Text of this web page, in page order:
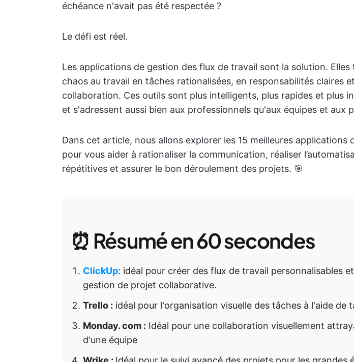
échéance n'avait pas été respectée ?
Le défi est réel.
Les applications de gestion des flux de travail sont la solution.
chaos au travail en tâches rationalisées, en responsabilités claires
collaboration. Ces outils sont plus intelligents, plus rapides et plus
et s'adressent aussi bien aux professionnels qu'aux équipes et aux
Dans cet article, nous allons explorer les 15 meilleures applications
pour vous aider à rationaliser la communication, réaliser
répétitives et assurer le bon déroulement des projets. 🎯
⏰ Résumé en 60 secondes
ClickUp: idéal pour créer des flux de travail personnalisables
gestion de projet collaborative.
Trello : idéal pour l'organisation visuelle des tâches à l'aide de
Monday. com : Idéal pour une collaboration visuellement
d'une équipe